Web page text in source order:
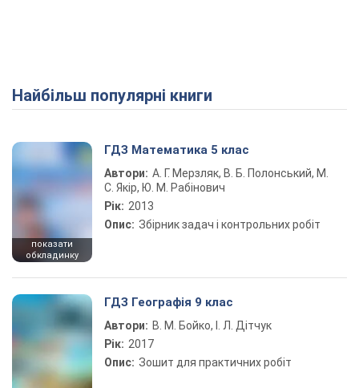
Найбільш популярні книги
показати
обкладинку
ГДЗ Математика 5 клас
Автори: А. Г. Мерзляк, В. Б. Полонський, М.
С. Якір, Ю. М. Рабінович
Рік: 2013
Опис: Збірник задач і контрольних робіт
ГДЗ Географія 9 клас
Автори: В. М. Бойко, І. Л. Дітчук
Рік: 2017
Опис: Зошит для практичних робіт